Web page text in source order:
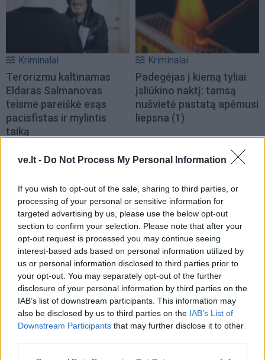
ve.lt - Do Not Process My Personal Information
If you wish to opt-out of the sale, sharing to third parties, or
processing of your personal or sensitive information for
targeted advertising by us, please use the below opt-out
section to confirm your selection. Please note that after your
opt-out request is processed you may continue seeing
interest-based ads based on personal information utilized by
us or personal information disclosed to third parties prior to
your opt-out. You may separately opt-out of the further
disclosure of your personal information by third parties on the
IAB’s list of downstream participants. This information may
also be disclosed by us to third parties on the IAB’s List of
Downstream Participants that may further disclose it to other
Kriminalai
Terorizmu kaltinamas
Eldaras Salmanovas
teisme pareiškė esąs
pacisfistas ir mylintis
taiką
Kriminalai
Padegėjas į kiemą tyliai
įsliūkino naktį: tamsą
nušvietė pastatą apėmusi
liepsna (1)
Kriminalai
Muitininko Dulaičio
pasekėjas nušovė gandrą
(3)
Kriminalai
Pamiršo, kad namai jau
priklauso kitiems:
nostalgija daiktams
privertė griebtis smurto